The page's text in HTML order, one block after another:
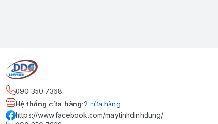
090 350 7368
Hệ thống cửa hàng:2 cửa hàng
https://www.facebook.com/maytinhdinhdung/